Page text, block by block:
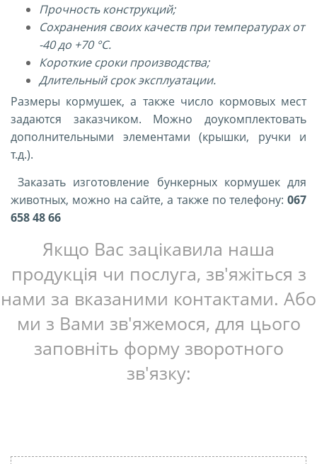
Прочность конструкций;
Сохранения своих качеств при температурах от
-40 до +70 °C.
Короткие сроки производства;
Длительный срок эксплуатации.
Размеры кормушек, а также число кормовых мест
задаются заказчиком. Можно доукомплектовать
дополнительными элементами (крышки, ручки и
т.д.).
Заказать изготовление бункерных кормушек для
животных, можно на сайте, а также по телефону: 067
658 48 66
Якщо Вас зацікавила наша
продукція чи послуга, зв'яжіться з
нами за вказаними контактами. Або
ми з Вами зв'яжемося, для цього
заповніть форму зворотного
зв'язку: